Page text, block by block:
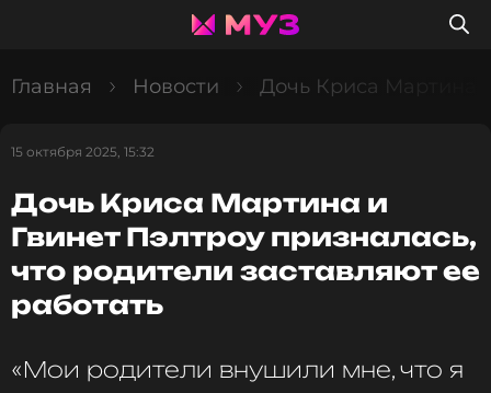
Главная Новости Дочь Криса Мартина
15 октября 2025, 15:32
Дочь Криса Мартина и
Гвинет Пэлтроу призналась,
что родители заставляют ее
работать
«Мои родители внушили мне, что я